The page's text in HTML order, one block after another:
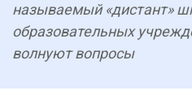
называемый «дистант»
образовательных
волнуют вопросы